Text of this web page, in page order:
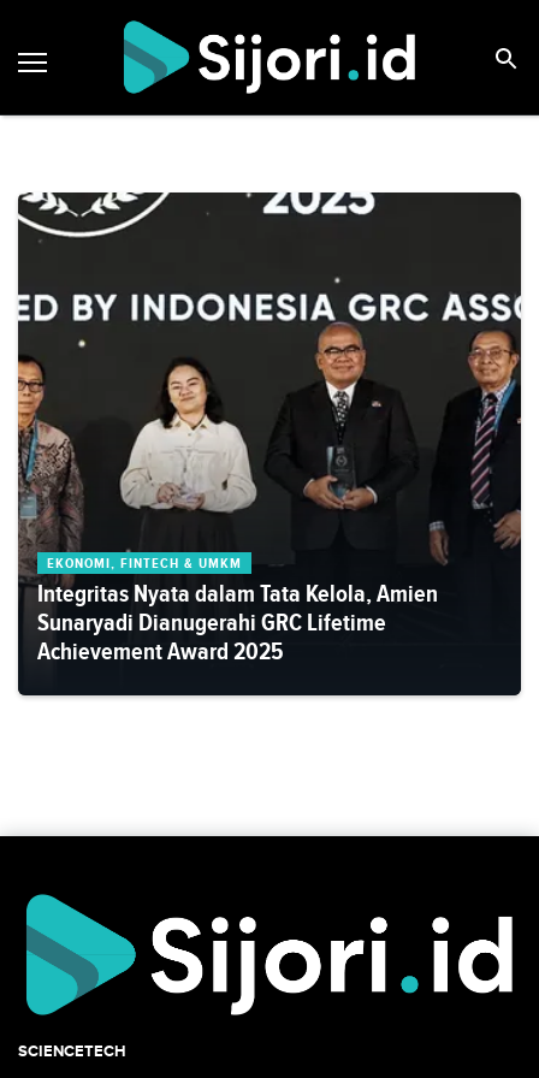
EKONOMI, FINTECH & UMKM
Integritas Nyata dalam Tata Kelola, Amien
Sunaryadi Dianugerahi GRC Lifetime
Achievement Award 2025
SCIENCETECH